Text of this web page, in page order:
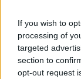
If you wish to
processing of
targeted
section to
opt-out request